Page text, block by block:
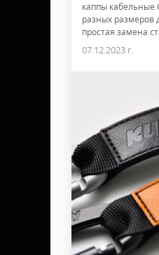
каппы кабельные
разных размеров
простая замена
07.12.2023 г.